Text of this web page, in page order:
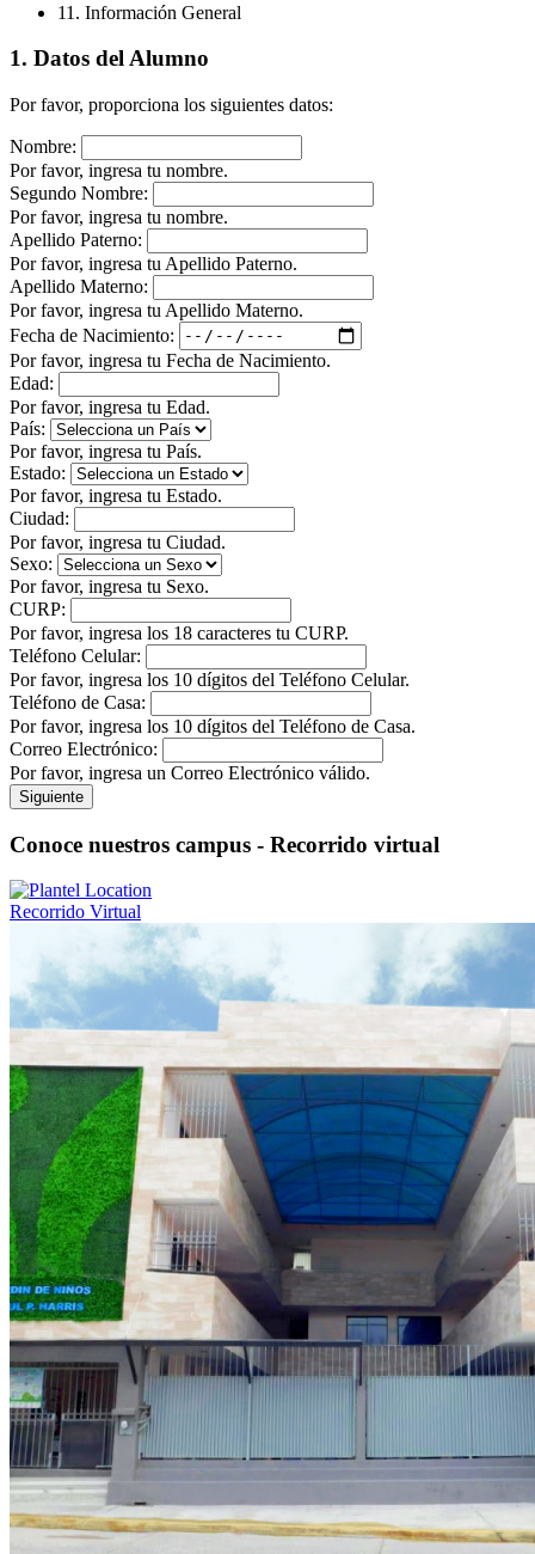
11. Información General
1. Datos del Alumno
Por favor, proporciona los siguientes datos:
Nombre:
Por favor, ingresa tu nombre.
Segundo Nombre:
Por favor, ingresa tu nombre.
Apellido Paterno:
Por favor, ingresa tu Apellido Paterno.
Apellido Materno:
Por favor, ingresa tu Apellido Materno.
Fecha de Nacimiento:
Por favor, ingresa tu Fecha de Nacimiento.
Edad:
Por favor, ingresa tu Edad.
País:
Por favor, ingresa tu País.
Estado:
Por favor, ingresa tu Estado.
Ciudad:
Por favor, ingresa tu Ciudad.
Sexo:
Por favor, ingresa tu Sexo.
CURP:
Por favor, ingresa los 18 caracteres tu CURP.
Teléfono Celular:
Por favor, ingresa los 10 dígitos del Teléfono Celular.
Teléfono de Casa:
Por favor, ingresa los 10 dígitos del Teléfono de Casa.
Correo Electrónico:
Por favor, ingresa un Correo Electrónico válido.
Siguiente
Conoce nuestros campus - Recorrido virtual
Recorrido Virtual